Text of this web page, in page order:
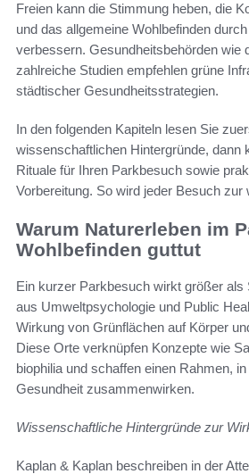
Freien kann die Stimmung heben, die
und das allgemeine Wohlbefinden
verbessern. Gesundheitsbehörden wie
zahlreiche Studien empfehlen grüne
städtischer Gesundheitsstrategien.
In den folgenden Kapiteln lesen Sie
wissenschaftlichen Hintergründe, dann
Rituale für Ihren Parkbesuch sowie
Vorbereitung. So wird jeder Besuch zur
Warum Naturerleben im
Wohlbefinden guttut
Ein kurzer Parkbesuch wirkt größer als
aus Umweltpsychologie und Public
Wirkung von Grünflächen auf Körper
Diese Orte verknüpfen Konzepte wie
biophilia und schaffen einen Rahmen,
Gesundheit zusammenwirken.
Wissenschaftliche Hintergründe zur
Kaplan & Kaplan beschreiben in der